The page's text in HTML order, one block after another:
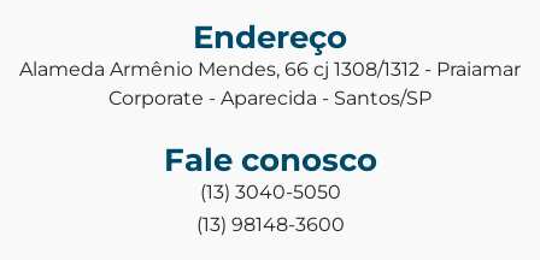
Endereço
Alameda Armênio Mendes, 66 cj 1308/1312 - Praiamar
Corporate - Aparecida - Santos/SP
Fale conosco
(13) 3040-5050
(13) 98148-3600